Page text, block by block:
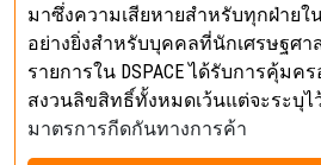
มาซึ่งความเสียหายสำหรับทุกฝ่ายใ
อย่างยิ่งสำหรับบุคคลที่นักเศรษฐศา
รายการใน DSPACE ได้รับการคุ้ม
สงวนลิขสิทธิ์ทั้งหมดเว้นแต่จะระบุไ
มาตรการกีดกันทางการค้า